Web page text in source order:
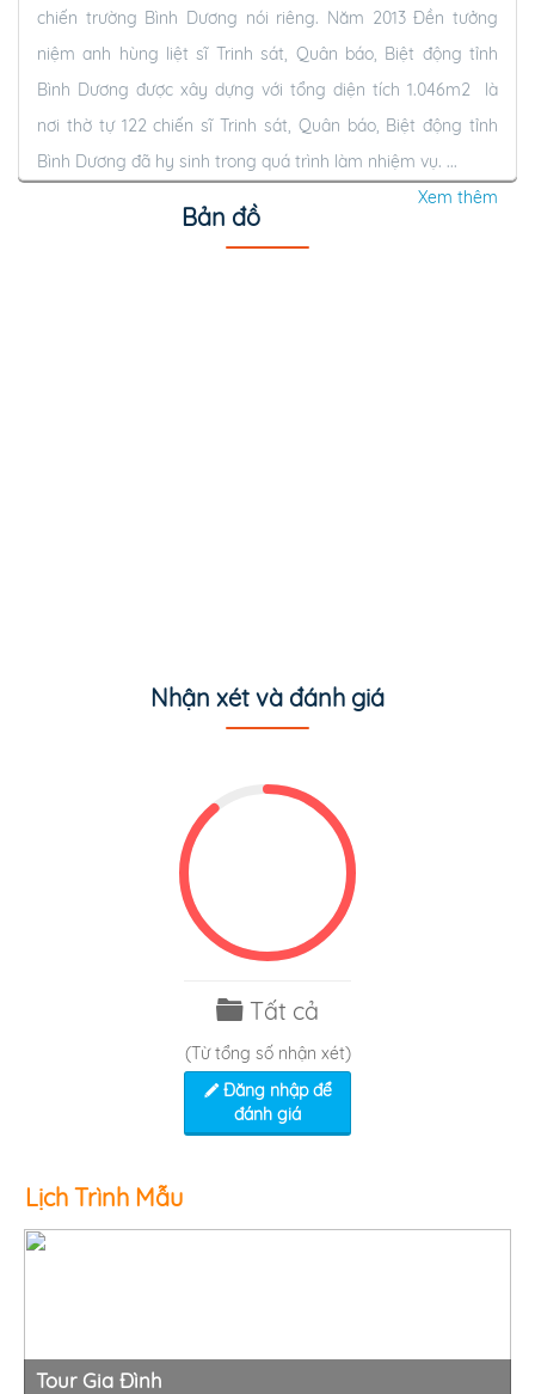
chiến trường Bình Dương nói riêng. Năm 2013 Đền tưởng
niệm anh hùng liệt sĩ Trinh sát, Quân báo, Biệt động tỉnh
Bình Dương được xây dựng với tổng diện tích 1.046m2 là
nơi thờ tự 122 chiến sĩ Trinh sát, Quân báo, Biệt động tỉnh
Bình Dương đã hy sinh trong quá trình làm nhiệm vụ. ...
Xem thêm
Bản đồ
Nhận xét và đánh giá
Tất cả
(Từ tổng số nhận xét)
Đăng nhập để
đánh giá
Lịch Trình Mẫu
Tour Gia Đình